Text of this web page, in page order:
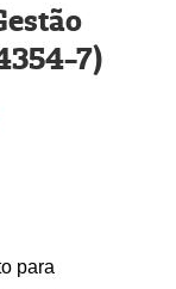
7)
para